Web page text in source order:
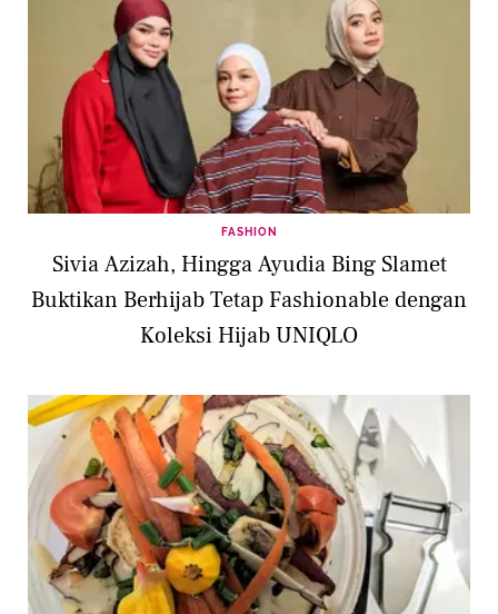
FASHION
Sivia Azizah, Hingga Ayudia Bing Slamet
Buktikan Berhijab Tetap Fashionable dengan
Koleksi Hijab UNIQLO